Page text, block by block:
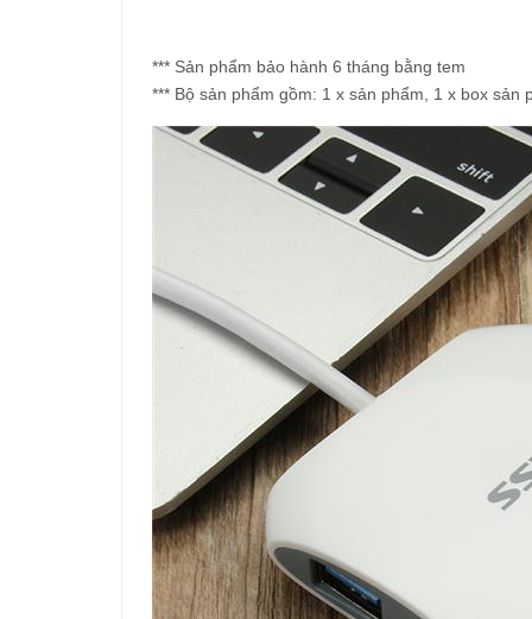
*** Sản phẩm bảo hành 6 tháng bằng tem
*** Bộ sản phẩm gồm: 1 x sản phẩm, 1 x box sản